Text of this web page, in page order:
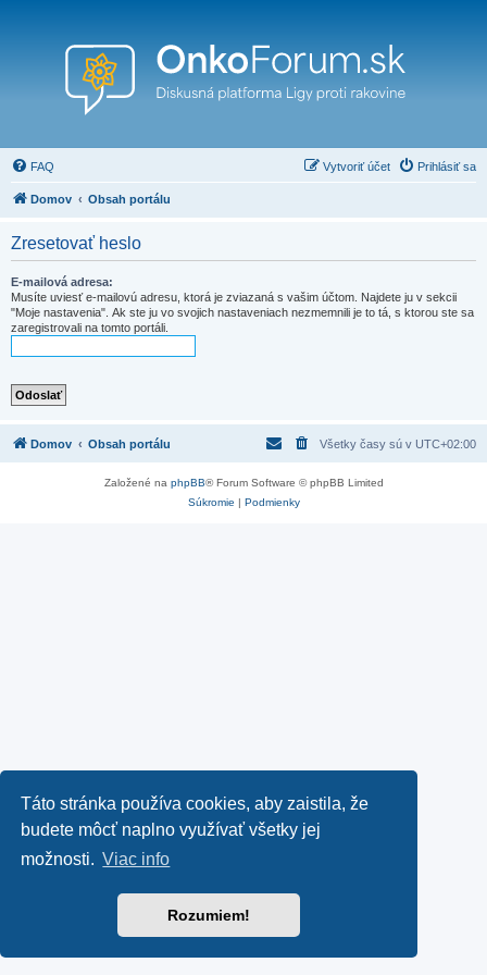
Táto stránka používa cookies, aby zaistila, že
budete môcť naplno využívať všetky jej
možnosti. Viac info
Rozumiem!
FAQ Prihlásiť sa
Vytvoriť účet
Domov Obsah portálu
Zresetovať heslo
E-mailová adresa:
Musíte uviesť e-mailovú adresu, ktorá je zviazaná s vašim účtom. Najdete ju v sekcii
"Moje nastavenia". Ak ste ju vo svojich nastaveniach nezmemnili je to tá, s ktorou ste sa
zaregistrovali na tomto portáli.
Domov Obsah portálu Všetky časy sú v UTC+02:00
Založené na phpBB® Forum Software © phpBB Limited
Súkromie | Podmienky